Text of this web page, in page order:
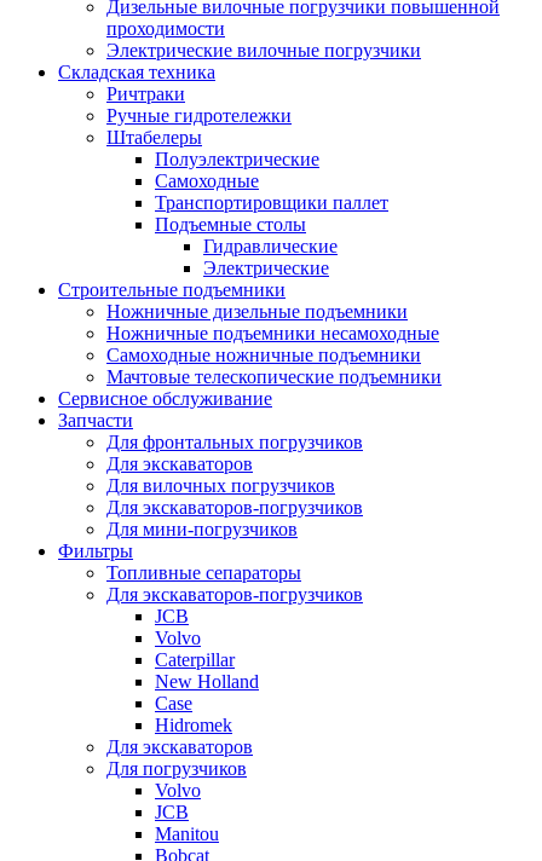
Дизельные вилочные погрузчики повышенной
проходимости
Электрические вилочные погрузчики
Складская техника
Ричтраки
Ручные гидротележки
Штабелеры
Полуэлектрические
Самоходные
Транспортировщики паллет
Подъемные столы
Гидравлические
Электрические
Строительные подъемники
Ножничные дизельные подъемники
Ножничные подъемники несамоходные
Самоходные ножничные подъемники
Мачтовые телескопические подъемники
Сервисное обслуживание
Запчасти
Для фронтальных погрузчиков
Для экскаваторов
Для вилочных погрузчиков
Для экскаваторов-погрузчиков
Для мини-погрузчиков
Фильтры
Топливные сепараторы
Для экскаваторов-погрузчиков
JCB
Volvo
Caterpillar
New Holland
Case
Hidromek
Для экскаваторов
Для погрузчиков
Volvo
JCB
Manitou
Bobcat